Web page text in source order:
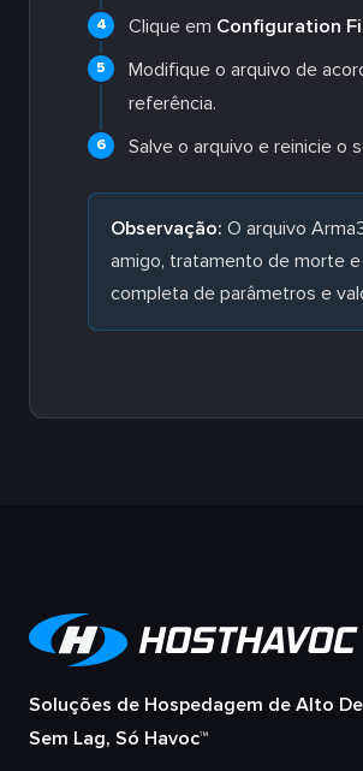
Clique em Configuration
Modifique o arquivo de
referência.
Salve o arquivo e reinicie o
Observação: O arquivo
amigo, tratamento de morte
completa de parâmetros e
Soluções de Hospedagem de Alto
Sem Lag, Só Havoc™